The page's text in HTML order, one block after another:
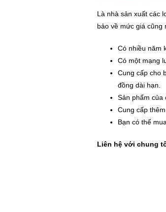
Là nhà sản xuất các
bảo về mức giá cũng
Có nhiều năm
Có một mạng
Cung cấp cho
đồng dài hạn.
Sản phẩm của
Cung cấp
Bạn có thể
Liên hệ với chung